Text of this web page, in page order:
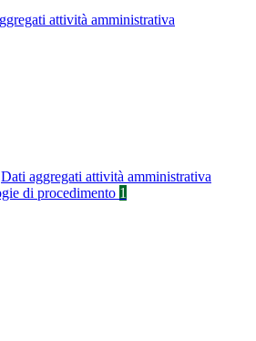
attività amministrativa
Dati aggregati attività amministrativa
di procedimento 1